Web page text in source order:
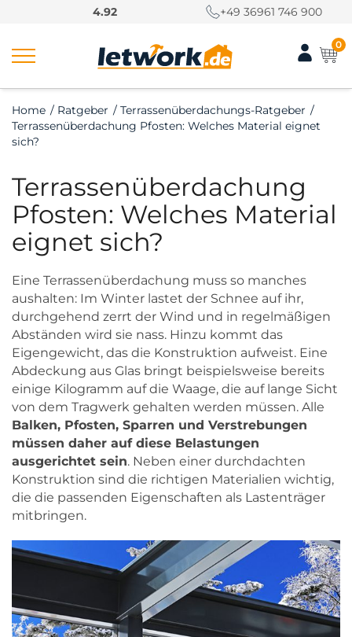
4.92 +49 36961 746 900
0
Home / Ratgeber / Terrassenüberdachungs-Ratgeber /
Terrassenüberdachung Pfosten: Welches Material eignet
sich?
Terrassenüberdachung
Pfosten: Welches Material
eignet sich?
Eine Terrassenüberdachung muss so manches
aushalten: Im Winter lastet der Schnee auf ihr,
durchgehend zerrt der Wind und in regelmäßigen
Abständen wird sie nass. Hinzu kommt das
Eigengewicht, das die Konstruktion aufweist. Eine
Abdeckung aus Glas bringt beispielsweise bereits
einige Kilogramm auf die Waage, die auf lange Sicht
von dem Tragwerk gehalten werden müssen. Alle
Balken, Pfosten, Sparren und Verstrebungen
müssen daher auf diese Belastungen
ausgerichtet sein. Neben einer durchdachten
Konstruktion sind die richtigen Materialien wichtig,
die die passenden Eigenschaften als Lastenträger
mitbringen.